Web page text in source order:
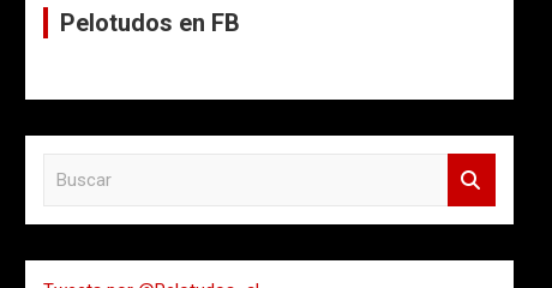
Pelotudos en FB
a